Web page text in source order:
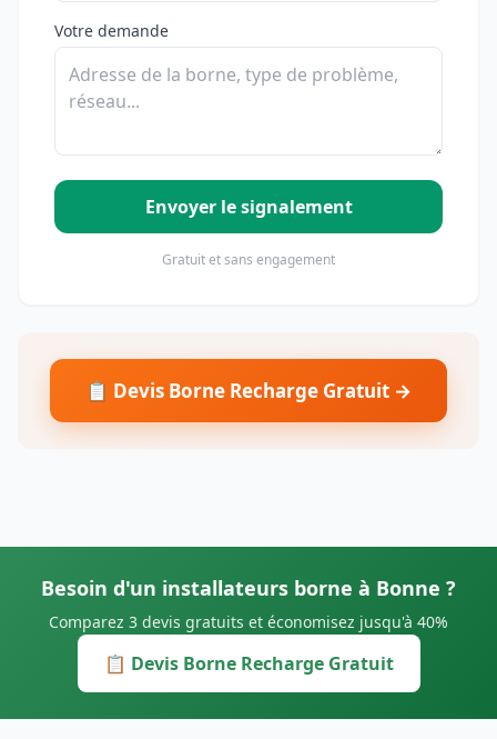
Votre demande
Envoyer le signalement
Gratuit et sans engagement
📋 Devis Borne Recharge Gratuit →
Besoin d'un installateurs borne à Bonne ?
Comparez 3 devis gratuits et économisez jusqu'à 40%
📋 Devis Borne Recharge Gratuit